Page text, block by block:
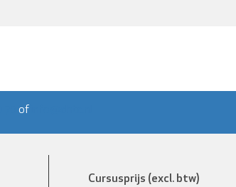
of
Cursusprijs (excl. btw)